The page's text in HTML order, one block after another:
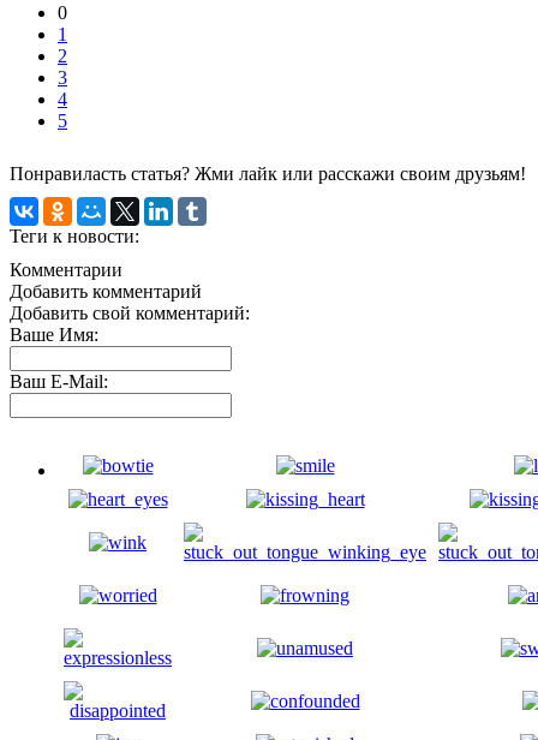
0
1
2
3
4
5
Понравиласть статья? Жми лайк или расскажи своим друзьям!
Теги к новости:
Комментарии
Добавить комментарий
Добавить свой комментарий:
Ваше Имя:
Ваш E-Mail: